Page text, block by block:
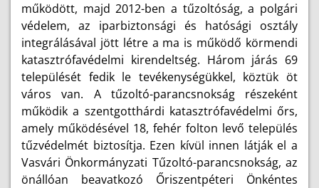
működött, majd 2012-ben a tűzoltóság, a polgári
védelem, az iparbiztonsági és hatósági osztály
integrálásával jött létre a ma is működő körmendi
katasztrófavédelmi kirendeltség. Három járás 69
települését fedik le tevékenységükkel, köztük öt
város van. A tűzoltó-parancsnokság részeként
működik a szentgotthárdi katasztrófavédelmi őrs,
amely működésével 18, fehér folton levő település
tűzvédelmét biztosítja. Ezen kívül innen látják el a
Vasvári Önkormányzati Tűzoltó-parancsnokság, az
önállóan beavatkozó Őriszentpéteri Önkéntes